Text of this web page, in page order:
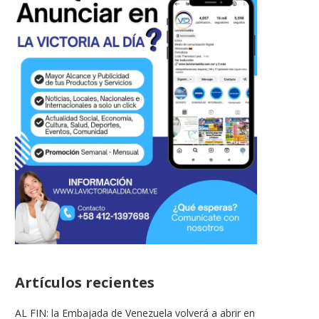
Artículos recientes
AL FIN: la Embajada de Venezuela volverá a abrir en